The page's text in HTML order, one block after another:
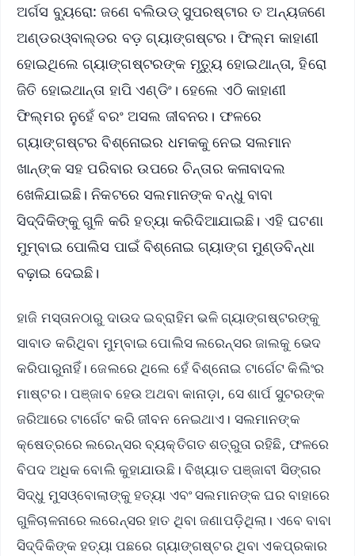
ଅର୍ଗସ ବ୍ୟୁରୋ: ଜଣେ ବଲିଉଡ୍‌ ସୁପରଷ୍ଟାର ତ ଅନ୍ୟଜଣେ
ଅଣ୍ଡରଓ୍ବାଲ୍ଡର ବଡ଼ ଗ୍ୟାଙ୍ଗଷ୍ଟର। ଫିଲ୍ମ କାହାଣୀ
ହୋଇଥିଲେ ଗ୍ୟାଙ୍ଗଷ୍ଟରଙ୍କ ମୃତ୍ୟୁ ହୋଇଥାନ୍ତା, ହିରୋ
ଜିତି ହୋଇଥାନ୍ତା ହାପି ଏଣ୍ଡିଂ। ହେଲେ ଏଠି କାହାଣୀ
ଫିଲ୍ମର ନୁହେଁ ବରଂ ଅସଲ ଜୀବନର। ଫଳରେ
ଗ୍ୟାଙ୍ଗଷ୍ଟର ବିଶ୍ନୋଇର ଧମକକୁ ନେଇ ସଲମାନ
ଖାନ୍‌ଙ୍କ ସହ ପରିବାର ଉପରେ ଚିନ୍ତାର କଳାବାଦଲ
ଖେଳିଯାଇଛି। ନିକଟରେ ସଲମାନଙ୍କ ବନ୍ଧୁ ବାବା
ସିଦ୍ଦିକିଙ୍କୁ ଗୁଳି କରି ହତ୍ୟା କରିଦିଆଯାଇଛି। ଏହି ଘଟଣା
ମୁମ୍ବାଇ ପୋଲିସ ପାଇଁ ବିଶ୍ନୋଇ ଗ୍ୟାଙ୍ଗ ମୁଣ୍ଡବିନ୍ଧା
ବଢ଼ାଇ ଦେଇଛି।
ହାଜି ମସ୍ତାନଠାରୁ ଦାଉଦ ଇବ୍ରାହିମ ଭଳି ଗ୍ୟାଙ୍ଗଷ୍ଟରଙ୍କୁ
ସାବାଡ କରିଥିବା ମୁମ୍ବାଇ ପୋଲିସ ଲରେନ୍ସର ଜାଲକୁ ଭେଦ
କରିପାରୁନାହିଁ। ଜେଲରେ ଥିଲେ ହେଁ ବିଶ୍ନୋଇ ଟାର୍ଗେଟ କିଲିଂର
ମାଷ୍ଟର। ପଞ୍ଜାବ ହେଉ ଅଥବା କାନାଡ଼ା, ସେ ଶାର୍ପ ସୁଟରଙ୍କ
ଜରିଆରେ ଟାର୍ଗେଟ କରି ଜୀବନ ନେଇଥାଏ। ସଲମାନଙ୍କ
କ୍ଷେତ୍ରରେ ଲରେନ୍ସର ବ୍ୟକ୍ତିଗତ ଶତ୍ରୁତା ରହିଛି, ଫଳରେ
ବିପଦ ଅଧିକ ବୋଲି କୁହାଯାଉଛି। ବିଖ୍ୟାତ ପଞ୍ଜାବୀ ସିଙ୍ଗର
ସିଦ୍ଧୁ ମୁସଓ୍ବୋଲାଙ୍କୁ ହତ୍ୟା ଏବଂ ସଲମାନଙ୍କ ଘର ବାହାରେ
ଗୁଳିଚାଳନାରେ ଲରେନ୍ସର ହାତ ଥିବା ଜଣାପଡ଼ିଥିଲା। ଏବେ ବାବା
ସିଦ୍ଦିକିଙ୍କ ହତ୍ୟା ପଛରେ ଗ୍ୟାଙ୍ଗଷ୍ଟର ଥିବା ଏକପ୍ରକାର